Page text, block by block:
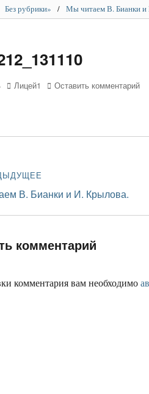
Без рубрики» / Мы читаем В. Бианки
Автор
Лицей1 Оставить комментарий
В. Бианки и И. Крылова.
комментарий
комментария вам необходимо